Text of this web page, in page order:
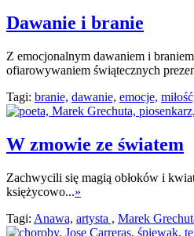
Dawanie i branie
Z emocjonalnym dawaniem i
ofiarowywaniem świątecznych
Tagi: branie, dawanie, emocje,
W zmowie ze światem
Zachwycili się magią obłoków i
księżycowo...»
Tagi: Anawa, artysta , Marek